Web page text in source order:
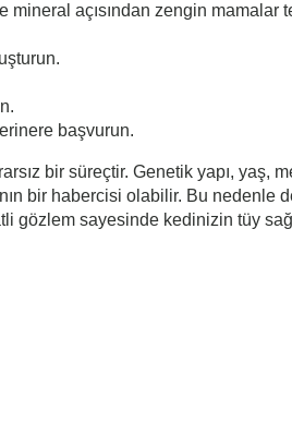
açısından zengin mamalar
başvurun.
bir süreçtir. Genetik yapı,
bir habercisi olabilir. Bu
gözlem sayesinde kedinizin tüy